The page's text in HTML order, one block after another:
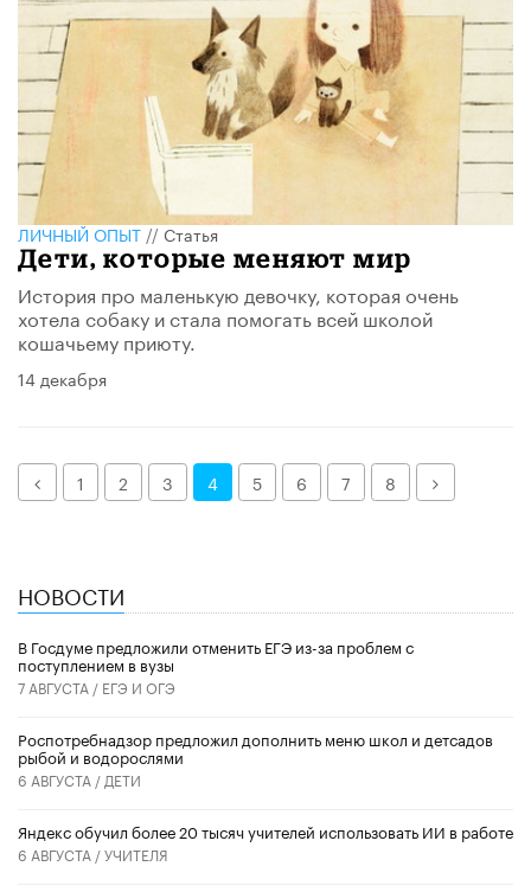
ЛИЧНЫЙ ОПЫТ//Статья
Дети, которые меняют мир
История про маленькую девочку, которая очень
хотела собаку и стала помогать всей школой
кошачьему приюту.
14 декабря
Назад1 2 3 4 5 6 7 8 Далее
НОВОСТИ
В Госдуме предложили отменить ЕГЭ из-за проблем с
поступлением в вузы
7 АВГУСТА / ЕГЭ И ОГЭ
Роспотребнадзор предложил дополнить меню школ и детсадов
рыбой и водорослями
6 АВГУСТА / ДЕТИ
​Яндекс обучил более 20 тысяч учителей использовать ИИ в работе
6 АВГУСТА /УЧИТЕЛЯ